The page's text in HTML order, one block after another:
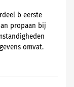
b eerste
propaan bij
omvat.